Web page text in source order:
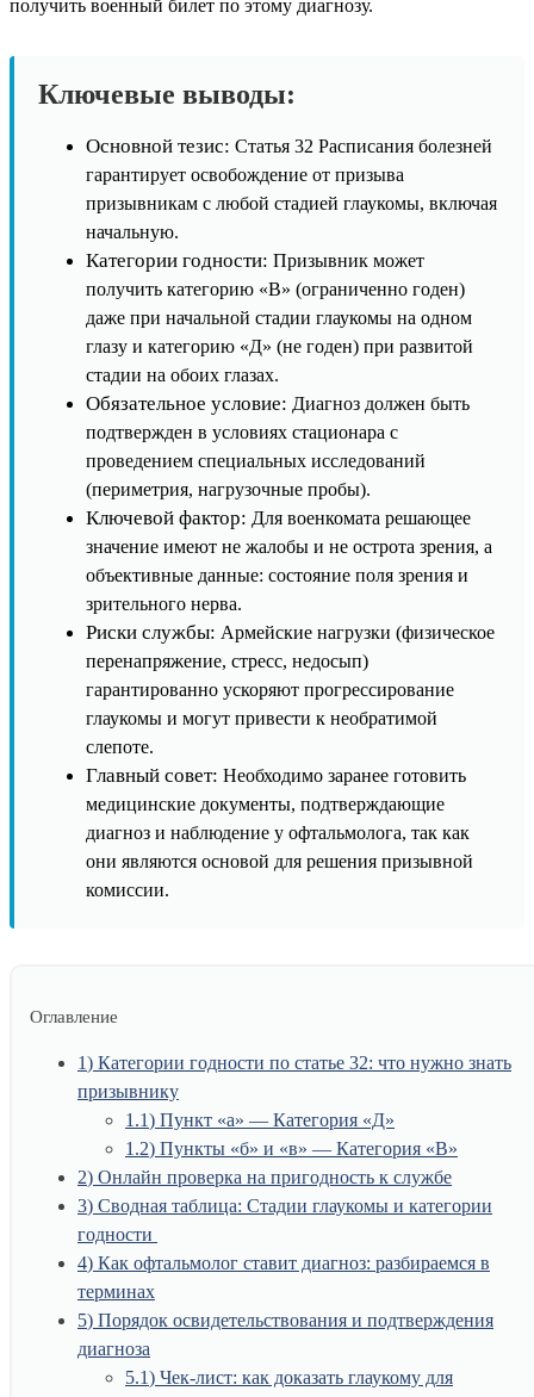
получить военный билет по этому диагнозу.
Ключевые выводы:
Основной тезис: Статья 32 Расписания болезней
гарантирует освобождение от призыва
призывникам с любой стадией глаукомы, включая
начальную.
Категории годности: Призывник может
получить категорию «В» (ограниченно годен)
даже при начальной стадии глаукомы на одном
глазу и категорию «Д» (не годен) при развитой
стадии на обоих глазах.
Обязательное условие: Диагноз должен быть
подтвержден в условиях стационара с
проведением специальных исследований
(периметрия, нагрузочные пробы).
Ключевой фактор: Для военкомата решающее
значение имеют не жалобы и не острота зрения, а
объективные данные: состояние поля зрения и
зрительного нерва.
Риски службы: Армейские нагрузки (физическое
перенапряжение, стресс, недосып)
гарантированно ускоряют прогрессирование
глаукомы и могут привести к необратимой
слепоте.
Главный совет: Необходимо заранее готовить
медицинские документы, подтверждающие
диагноз и наблюдение у офтальмолога, так как
они являются основой для решения призывной
комиссии.
Оглавление
1 Категории годности по статье 32: что нужно знать
призывнику
1.1 Пункт «а» — Категория «Д»
1.2 Пункты «б» и «в» — Категория «В»
2 Онлайн проверка на пригодность к службе
3 Сводная таблица: Стадии глаукомы и категории
годности
4 Как офтальмолог ставит диагноз: разбираемся в
терминах
5 Порядок освидетельствования и подтверждения
диагноза
5.1 Чек-лист: как доказать глаукому для